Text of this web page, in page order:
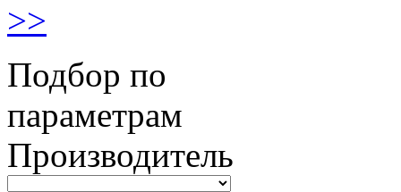
>>
Подбор по
параметрам
Производитель